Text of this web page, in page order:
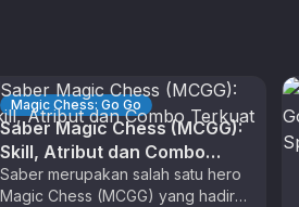
Magic Chess: Go Go
Saber Magic Chess (MCGG):
Skill, Atribut dan Combo
Terkuat
Saber merupakan salah satu hero
Magic Chess (MCGG) yang hadir